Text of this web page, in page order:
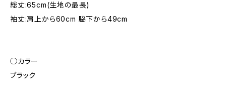
総丈:65cm(生地の最長)
袖丈:肩上から60cm 脇下から49cm
◯カラー
ブラック